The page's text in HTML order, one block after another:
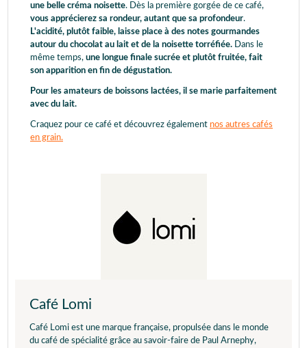
une belle créma noisette. Dès la première gorgée de ce café,
vous apprécierez sa rondeur, autant que sa profondeur.
L'acidité, plutôt faible, laisse place à des notes gourmandes
autour du chocolat au lait et de la noisette torréfiée.
Dans le
même temps, une longue finale sucrée et plutôt fruitée, fait
son apparition en fin de dégustation.
Pour les amateurs de boissons lactées, il se marie parfaitement
avec du lait.
Craquez pour ce café et découvrez également nos autres cafés
en grain.
Café Lomi
Café Lomi est une marque française, propulsée dans le monde
du café de spécialité grâce au savoir-faire de Paul Arnephy,